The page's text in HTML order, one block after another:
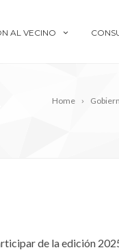
AL VECINO
Home
de la edición